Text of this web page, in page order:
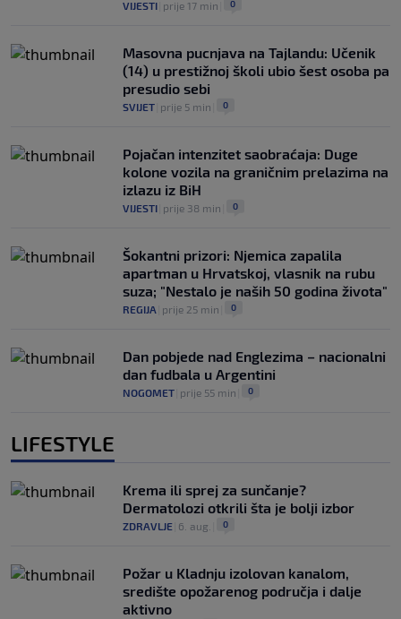
VIJESTI prije 17 min 0
Masovna pucnjava na Tajlandu: Učenik
(14) u prestižnoj školi ubio šest osoba pa
presudio sebi
SVIJET prije 5 min 0
Pojačan intenzitet saobraćaja: Duge
kolone vozila na graničnim prelazima na
izlazu iz BiH
VIJESTI prije 38 min 0
Šokantni prizori: Njemica zapalila
apartman u Hrvatskoj, vlasnik na rubu
suza; "Nestalo je naših 50 godina života"
REGIJA prije 25 min 0
Dan pobjede nad Englezima – nacionalni
dan fudbala u Argentini
NOGOMET prije 55 min 0
LIFESTYLE
Krema ili sprej za sunčanje?
Dermatolozi otkrili šta je bolji izbor
ZDRAVLJE 6. aug. 0
Požar u Kladnju izolovan kanalom,
središte opožarenog područja i dalje
aktivno